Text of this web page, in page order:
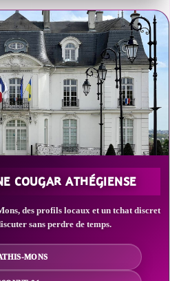
COUGAR ATHÉGIENSE
des profils locaux et un tchat discret
sans perdre de temps.
MONS